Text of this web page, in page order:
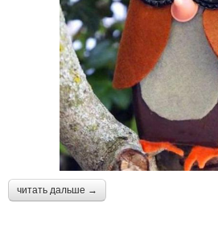
читать дальше →